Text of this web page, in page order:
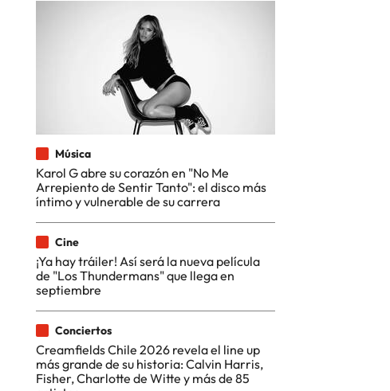
Música
Karol G abre su corazón en "No Me
Arrepiento de Sentir Tanto": el disco más
íntimo y vulnerable de su carrera
Cine
¡Ya hay tráiler! Así será la nueva película
de "Los Thundermans" que llega en
septiembre
Conciertos
Creamfields Chile 2026 revela el line up
más grande de su historia: Calvin Harris,
Fisher, Charlotte de Witte y más de 85